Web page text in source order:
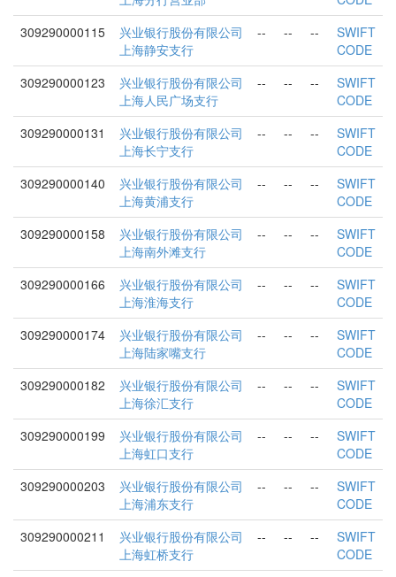
309290000115
兴业银行股份有限公司
上海静安支行
-- -- --
SWIFT
CODE
309290000123
兴业银行股份有限公司
上海人民广场支行
-- -- --
SWIFT
CODE
309290000131
兴业银行股份有限公司
上海长宁支行
-- -- --
SWIFT
CODE
309290000140
兴业银行股份有限公司
上海黄浦支行
-- -- --
SWIFT
CODE
309290000158
兴业银行股份有限公司
上海南外滩支行
-- -- --
SWIFT
CODE
309290000166
兴业银行股份有限公司
上海淮海支行
-- -- --
SWIFT
CODE
309290000174
兴业银行股份有限公司
上海陆家嘴支行
-- -- --
SWIFT
CODE
309290000182
兴业银行股份有限公司
上海徐汇支行
-- -- --
SWIFT
CODE
309290000199
兴业银行股份有限公司
上海虹口支行
-- -- --
SWIFT
CODE
309290000203
兴业银行股份有限公司
上海浦东支行
-- -- --
SWIFT
CODE
309290000211
兴业银行股份有限公司
上海虹桥支行
-- -- --
SWIFT
CODE